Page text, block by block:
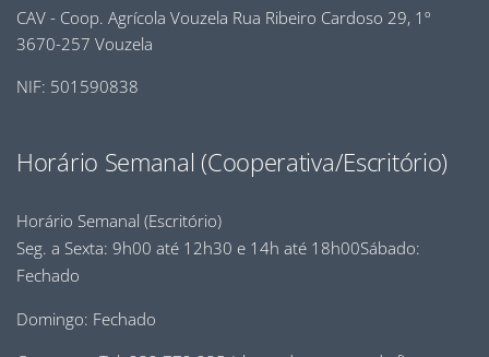
CAV - Coop. Agrícola Vouzela Rua Ribeiro Cardoso 29, 1º
3670-257 Vouzela
NIF: 501590838
Horário Semanal (Cooperativa/Escritório)
Horário Semanal (Escritório)
Seg. a Sexta: 9h00 até 12h30 e 14h até 18h00Sábado:
Fechado
Domingo: Fechado